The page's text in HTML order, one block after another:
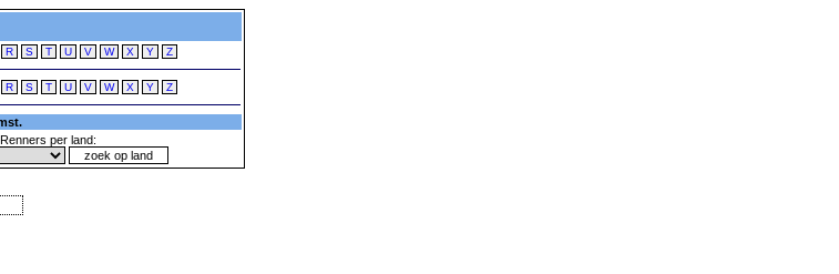
R S T U V W X Y Z
R S T U V W X Y Z
Renners per land: